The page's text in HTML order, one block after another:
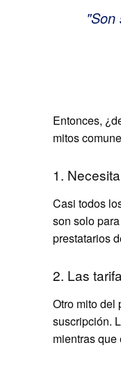
Son
Entonces,
mitos
1.
Casi todos
son solo
prestatarios
2. Las
Otro mito del
suscripción.
mientras